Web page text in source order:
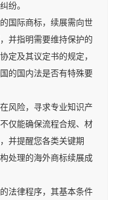
纷。
国际商标，续展需向世
并指明需要维持保护的
定及其议定书的规定，
的国内法是否有特殊要
险，寻求专业知识产
仅能确保流程合规、材
并提醒您各类关键期
处理的海外商标续展成
法律程序，其基本条件